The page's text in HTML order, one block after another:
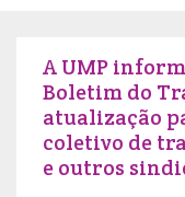
A UMP
Boletim do
atualização
coletivo de
e outros